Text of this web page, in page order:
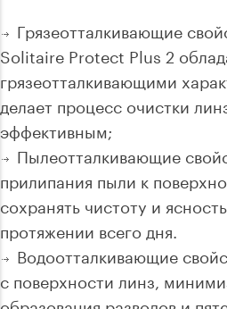
Грязеотталкивающие
Solitaire Protect Plus 2
грязеотталкивающими
делает процесс очистки
эффективным;
Пылеотталкивающие
прилипания пыли к
сохранять чистоту и
протяжении всего дня.
Водоотталкивающие
с поверхности линз,